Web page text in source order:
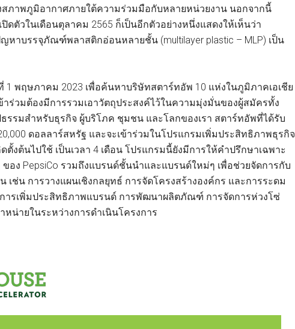
สภาพภูมิอากาศภายใต้ความร่วมมือกับหลายหน่วยงาน นอกจากนี้
ปิดตัวในเดือนตุลาคม 2565 ก็เป็นอีกตัวอย่างหนึ่งแสดงให้เห็นว่า
หาบรรจุภัณฑ์พลาสติกอ่อนหลายชั้น (multilayer plastic – MLP) เป็น
1 พฤษภาคม 2023 เพื่อค้นหาบริษัทสตาร์ทอัพ 10 แห่งในภูมิภาคเอเชีย
ร่วมต้องมีการรวมเอาวัตถุประสงค์ไว้ในความมุ่งมั่นของผู้สมัครทั้ง
รรมสำหรับธุรกิจ ผู้บริโภค ชุมชน และโลกของเรา สตาร์ทอัพที่ได้รับ
ดอลลาร์สหรัฐ และจะเข้าร่วมในโปรแกรมเพิ่มประสิทธิภาพธุรกิจ
งต้นไปใช้ เป็นเวลา 4 เดือน โปรแกรมนี้ยังมีการให้คำปรึกษาเฉพาะ
อง PepsiCo รวมถึงแบรนด์ชั้นนำและแบรนด์ใหม่ๆ เพื่อช่วยจัดการกับ
เช่น การวางแผนเชิงกลยุทธ์ การจัดโครงสร้างองค์กร และการระดม
ารเพิ่มประสิทธิภาพแบรนด์ การพัฒนาผลิตภัณฑ์ การจัดการห่วงโซ่
น่ายในระหว่างการดำเนินโครงการ